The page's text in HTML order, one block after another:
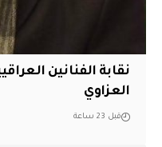
نقابة الفنانين
العزاوي
قبل 23 ساعة